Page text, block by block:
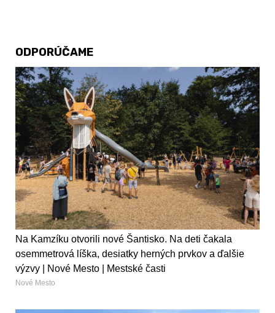
ODPORÚČAME
Na Kamzíku otvorili nové Šantisko. Na deti čakala
osemmetrová líška, desiatky herných prvkov a ďalšie
výzvy | Nové Mesto | Mestské časti
Nové Mesto